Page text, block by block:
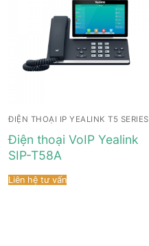
ĐIỆN THOẠI IP YEALINK T5 SERIES
Điện thoại VoIP Yealink
SIP-T58A
Liên hệ tư vấn